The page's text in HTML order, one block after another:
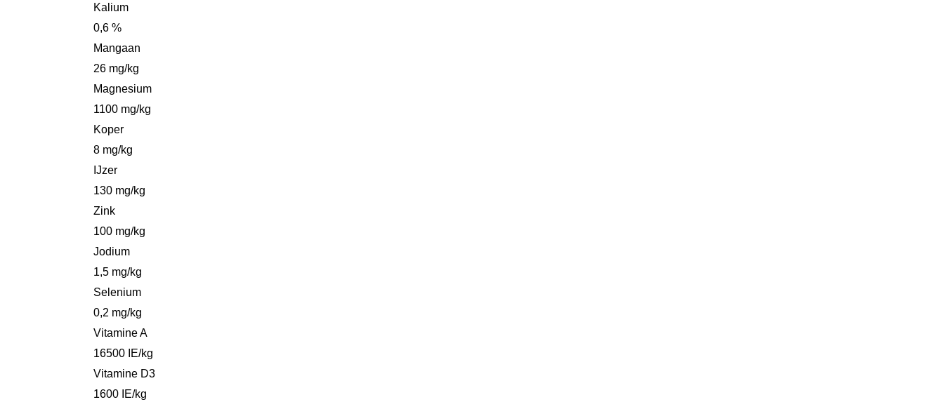
Kalium
0,6 %
Mangaan
26 mg/kg
Magnesium
1100 mg/kg
Koper
8 mg/kg
IJzer
130 mg/kg
Zink
100 mg/kg
Jodium
1,5 mg/kg
Selenium
0,2 mg/kg
Vitamine A
16500 IE/kg
Vitamine D3
1600 IE/kg